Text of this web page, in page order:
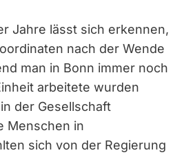
Jahre lässt sich erkennen,
nach der Wende
man in Bonn immer noch
arbeitete wurden
der Gesellschaft
Menschen in
sich von der Regierung